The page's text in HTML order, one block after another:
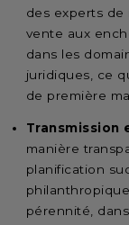
des experts de
vente aux
dans les
juridiques, ce
de première
Transmission
manière
planification
pérennité,